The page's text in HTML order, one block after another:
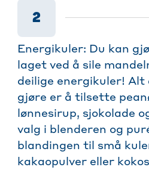
2
Energikuler: Du kan
laget ved å sile
deilige energikuler! Alt
gjøre er å tilsette
lønnesirup, sjokolade
valg i blenderen og
blandingen til små
kakaopulver eller